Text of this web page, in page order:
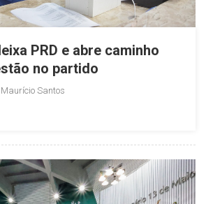
PRD e abre caminho
no partido
Maurício Santos